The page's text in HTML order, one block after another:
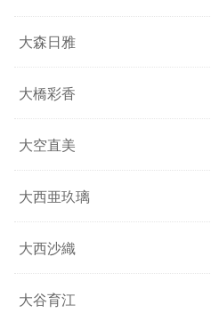
大森日雅
大橋彩香
大空直美
大西亜玖璃
大西沙織
大谷育江